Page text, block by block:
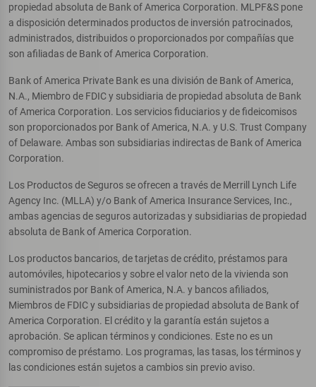
propiedad absoluta de Bank of America Corporation. MLPF&S pone
a disposición determinados productos de inversión patrocinados,
administrados, distribuidos o proporcionados por compañías que
son afiliadas de Bank of America Corporation.
Bank of America Private Bank es una división de Bank of America,
N.A., Miembro de FDIC y subsidiaria de propiedad absoluta de Bank
of America Corporation. Los servicios fiduciarios y de fideicomisos
son proporcionados por Bank of America, N.A. y U.S. Trust Company
of Delaware. Ambas son subsidiarias indirectas de Bank of America
Corporation.
Los Productos de Seguros se ofrecen a través de Merrill Lynch Life
Agency Inc. (MLLA) y/o Bank of America Insurance Services, Inc.,
ambas agencias de seguros autorizadas y subsidiarias de propiedad
absoluta de Bank of America Corporation.
Los productos bancarios, de tarjetas de crédito, préstamos para
automóviles, hipotecarios y sobre el valor neto de la vivienda son
suministrados por Bank of America, N.A. y bancos afiliados,
Miembros de FDIC y subsidiarias de propiedad absoluta de Bank of
America Corporation. El crédito y la garantía están sujetos a
aprobación. Se aplican términos y condiciones. Este no es un
compromiso de préstamo. Los programas, las tasas, los términos y
las condiciones están sujetos a cambios sin previo aviso.